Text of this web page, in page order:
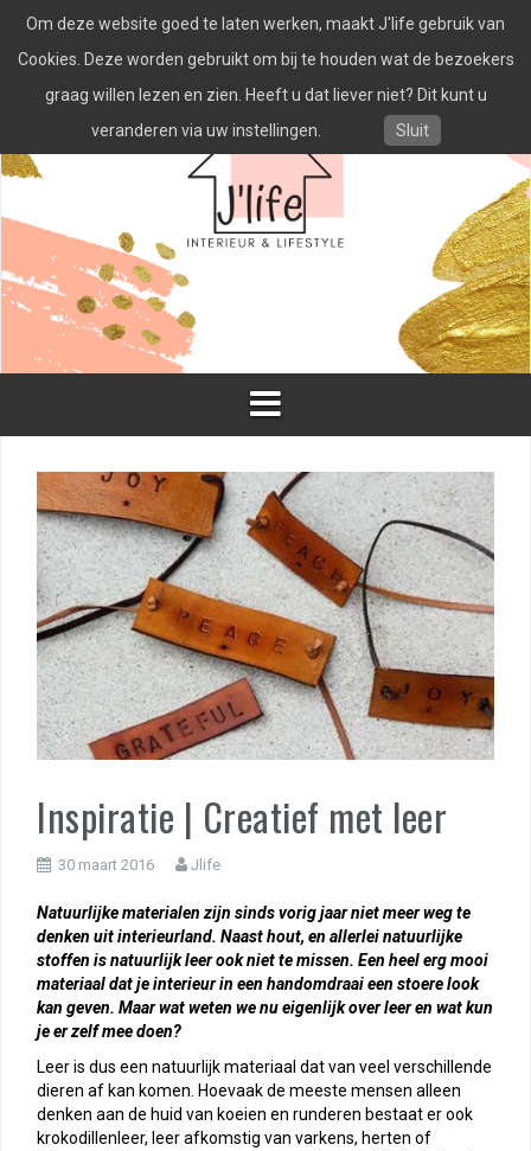
naar
inhoud
Inspiratie | Creatief met leer
30 maart 2016 Jlife
Natuurlijke materialen zijn sinds vorig jaar niet meer weg te
denken uit interieurland. Naast hout, en allerlei natuurlijke
stoffen is natuurlijk leer ook niet te missen. Een heel erg mooi
materiaal dat je interieur in een handomdraai een stoere look
kan geven. Maar wat weten we nu eigenlijk over leer en wat kun
je er zelf mee doen?
Leer is dus een natuurlijk materiaal dat van veel verschillende
dieren af kan komen. Hoevaak de meeste mensen alleen
denken aan de huid van koeien en runderen bestaat er ook
krokodillenleer, leer afkomstig van varkens, herten of
Om deze website goed te laten werken, maakt J'life gebruik van
Cookies. Deze worden gebruikt om bij te houden wat de bezoekers
graag willen lezen en zien. Heeft u dat liever niet? Dit kunt u
veranderen via uw instellingen.
Sluit